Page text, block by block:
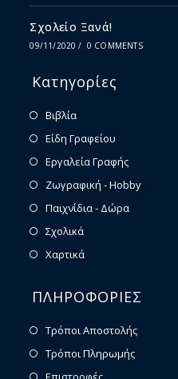
Σχολείο Ξανά!
09/11/2020 / 0 COMMENTS
Κατηγορίες
Βιβλία
Είδη Γραφείου
Εργαλεία Γραφής
Ζωγραφική - Hobby
Παιχνίδια - Δώρα
Σχολικά
Χαρτικά
ΠΛΗΡΟΦΟΡΙΕΣ
Τρόποι Αποστολής
Τρόποι Πληρωμής